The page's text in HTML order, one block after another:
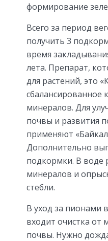
формирование
Всего за период
получить 3
время
лета. Препарат,
для растений, это
сбалансированное
минералов. Для
почвы и развития
применяют
Дополнительно
подкормки. В воде
минералов и
стебли.
В уход за пионами
входит очистка от
почвы. Нужно